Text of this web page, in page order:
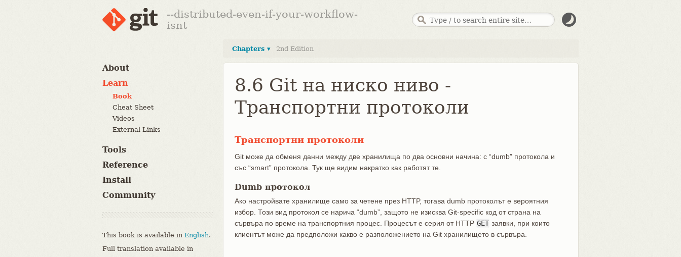
--distributed-even-if-your-workflow-
isnt
About
Learn
Book
Cheat Sheet
Videos
External Links
Tools
Reference
Install
Community
This book is available in English.
Full translation available in
Chapters ▾ 2nd Edition
8.6 Git на ниско ниво -
Транспортни протоколи
Транспортни протоколи
Git може да обменя данни между две хранилища по два основни начина: с “dumb” протокола и
със “smart” протокола. Тук ще видим накратко как работят те.
Dumb протокол
Ако настройвате хранилище само за четене през HTTP, тогава dumb протоколът е вероятния
избор. Този вид протокол се нарича “dumb”, защото не изисква Git-specific код от страна на
сървъра по време на транспортния процес. Процесът е серия от HTTP GET заявки, при които
клиентът може да предположи какво е разположението на Git хранилището в сървъра.